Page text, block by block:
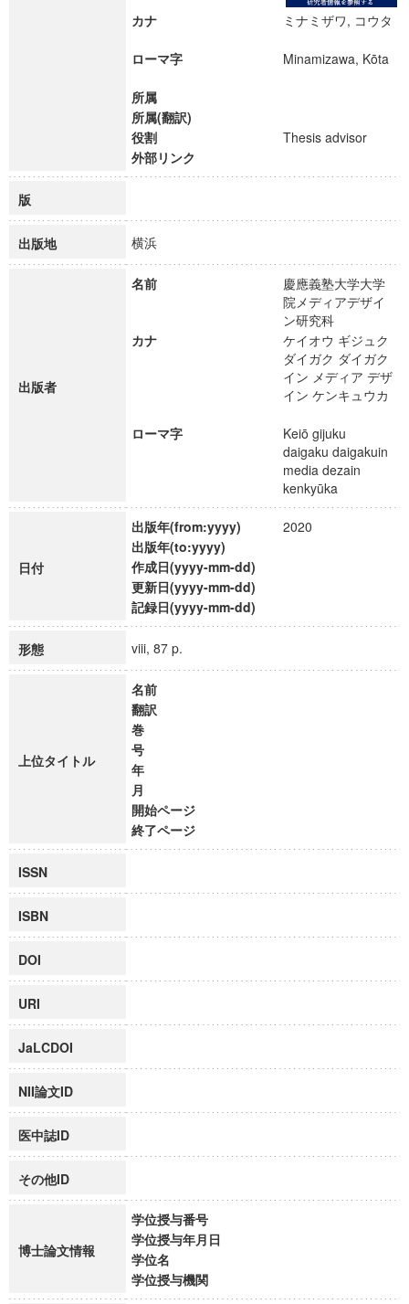
カナ ミナミザワ, コウタ
ローマ字 Minamizawa, Kōta
所属
所属(翻訳)
役割
Thesis advisor
外部リンク
版
出版地 横浜
出版者
名前
慶應義塾大学大学
院メディアデザイ
ン研究科
カナ
ケイオウ ギジュク
ダイガク ダイガク
イン メディア デザ
イン ケンキュウカ
ローマ字
Keiō gijuku
daigaku daigakuin
media dezain
kenkyūka
日付
出版年(from:yyyy)
2020
出版年(to:yyyy)
作成日(yyyy-mm-dd)
更新日(yyyy-mm-dd)
記録日(yyyy-mm-dd)
形態 viii, 87 p.
上位タイトル
名前
翻訳
巻
号
年
月
開始ページ
終了ページ
ISSN
ISBN
DOI
URI
JaLCDOI
NII論文ID
医中誌ID
その他ID
博士論文情報
学位授与番号
学位授与年月日
学位名
学位授与機関